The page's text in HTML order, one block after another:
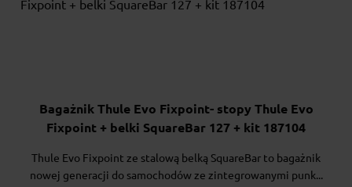
Bagażnik Thule Evo Fixpoint- stopy Thule Evo
Fixpoint + belki SquareBar 127 + kit 187104
Thule Evo Fixpoint ze stalową belką SquareBar to bagażnik
nowej generacji do samochodów ze zintegrowanymi punk...